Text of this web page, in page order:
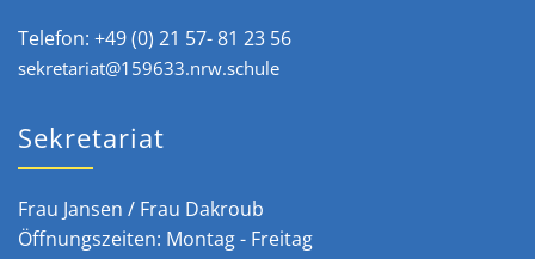
Telefon: +49 (0) 21 57- 81 23 56
sekretariat@159633.nrw.schule
Sekretariat
Frau Jansen / Frau Dakroub
Öffnungszeiten: Montag - Freitag